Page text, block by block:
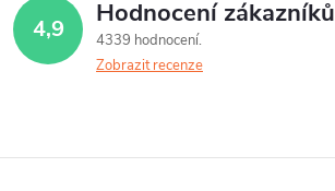
4,9 Hodnocení zákazníků
4339 hodnocení
Zobrazit recenze